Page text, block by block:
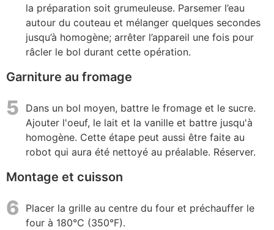
la préparation soit grumeuleuse. Parsemer l’eau
autour du couteau et mélanger quelques secondes
jusqu’à homogène; arrêter l’appareil une fois pour
râcler le bol durant cette opération.
Garniture au fromage
5
Dans un bol moyen, battre le fromage et le sucre.
Ajouter l'oeuf, le lait et la vanille et battre jusqu'à
homogène. Cette étape peut aussi être faite au
robot qui aura été nettoyé au préalable. Réserver.
Montage et cuisson
6
Placer la grille au centre du four et préchauffer le
four à 180°C (350°F).